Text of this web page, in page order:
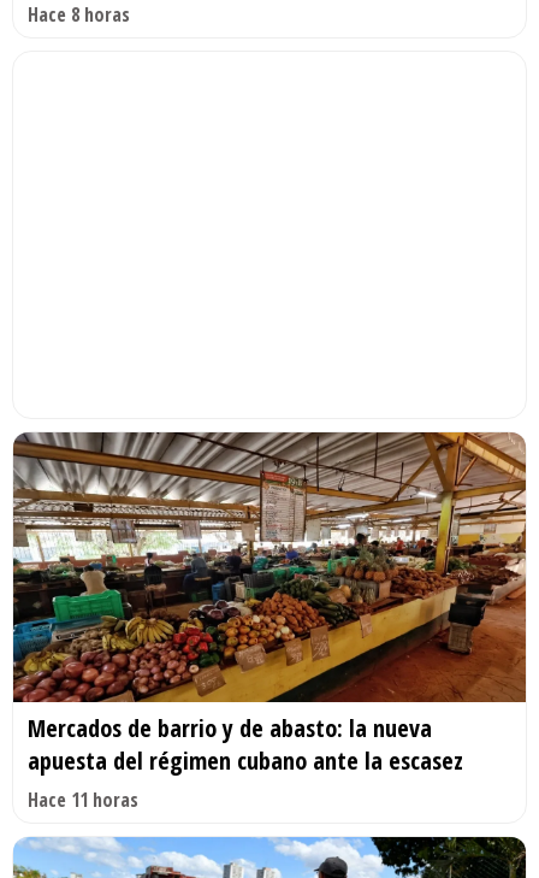
Hace 8 horas
Mercados de barrio y de abasto: la nueva
apuesta del régimen cubano ante la escasez
Hace 11 horas